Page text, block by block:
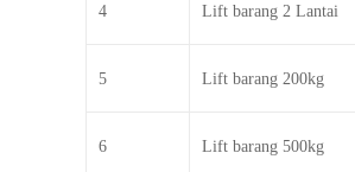
4 Lift barang 2 Lantai
5 Lift barang 200kg
6 Lift barang 500kg